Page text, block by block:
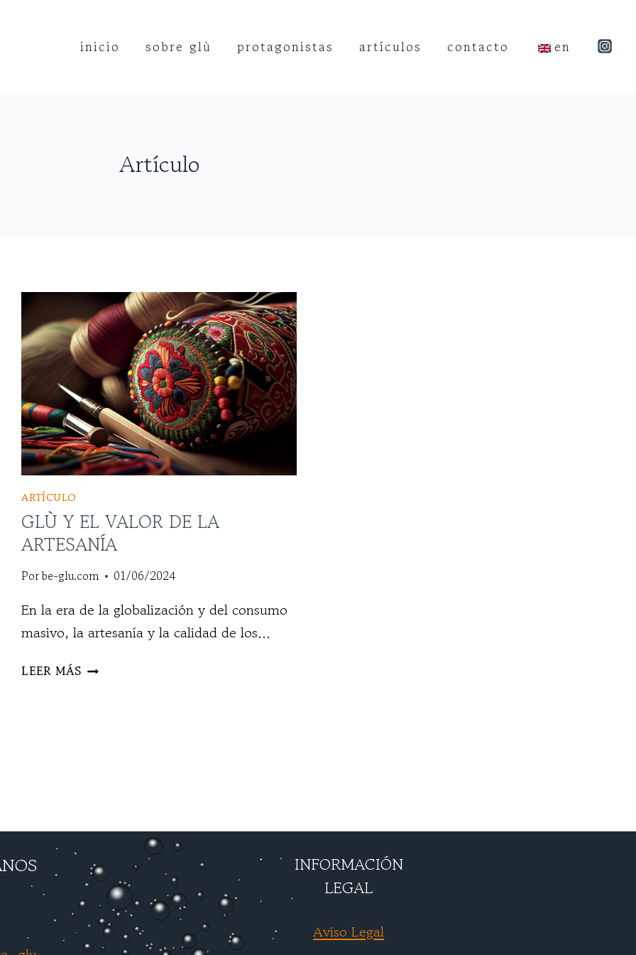
inicio sobre glù protagonistas artículos contacto en
Artículo
ARTÍCULO
GLÙ Y EL VALOR DE LA
ARTESANÍA
Porbe-glu.com 01/06/2024
En la era de la globalización y del consumo
masivo, la artesanía y la calidad de los…
LEER MÁS GLÙ
INFORMACIÓN
LEGAL
Aviso Legal